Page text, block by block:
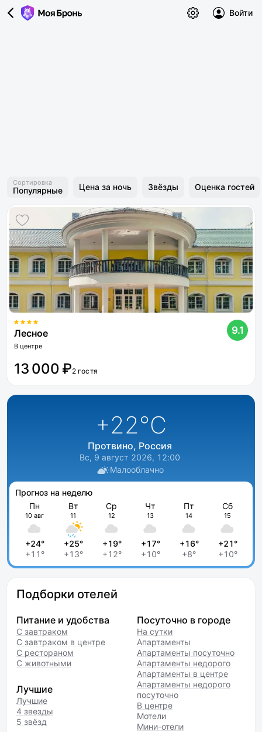
Войти
Сортировка
Популярные Цена за ночь Звёзды Оценка гостей
Лесное
В центре
9.1
13 000 ₽2 гостя
+22°C
Протвино, Россия
Вс, 9 август 2026, 12:00
Малооблачно
Прогноз на неделю
Пн
10 авг
+24°
+11°
Вт
11
+25°
+13°
Ср
12
+19°
+12°
Чт
13
+17°
+10°
Пт
14
+16°
+8°
Сб
15
+21°
+10°
Подборки отелей
Питание и удобства
С завтраком
С завтраком в центре
С рестораном
С животными
Лучшие
Лучшие
4 звезды
5 звёзд
Посуточно в городе
На сутки
Апартаменты
Апартаменты посуточно
Апартаменты недорого
Апартаменты в центре
Апартаменты недорого
посуточно
В центре
Мотели
Мини-отели